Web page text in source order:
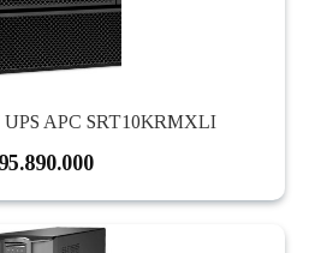
APC SRT10KRMXLI
95.890.000